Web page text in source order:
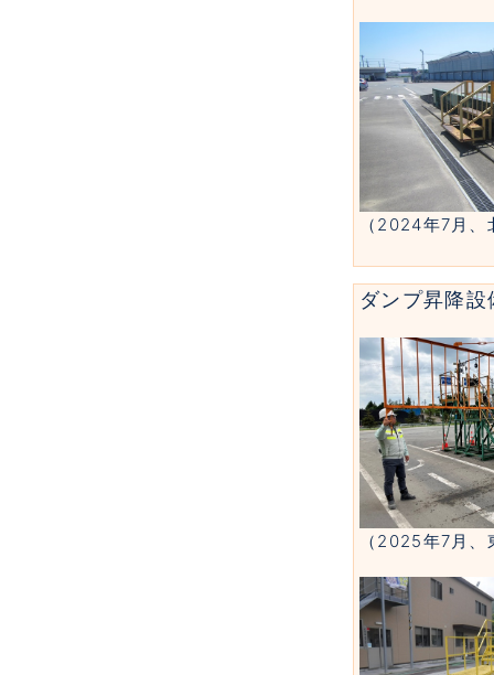
（2024年7月、
ダンプ昇降設
（2025年7月、